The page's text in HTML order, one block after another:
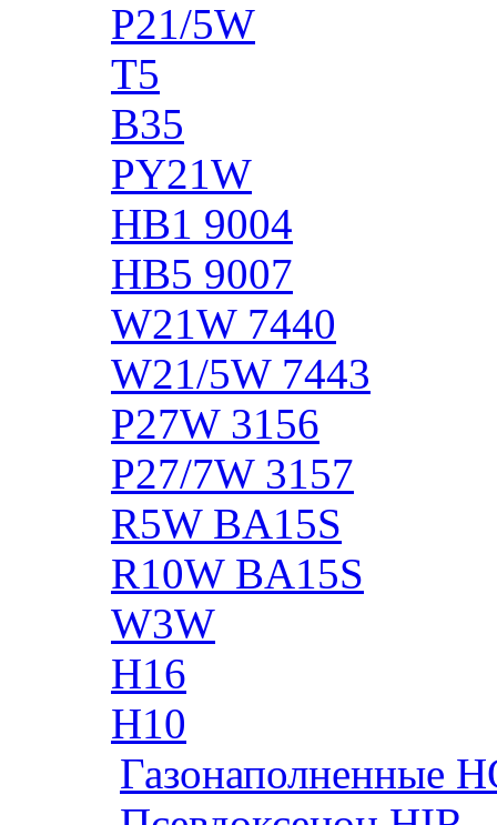
P21/5W
T5
B35
PY21W
HB1 9004
HB5 9007
W21W 7440
W21/5W 7443
P27W 3156
P27/7W 3157
R5W BA15S
R10W BA15S
W3W
H16
H10
Газонаполненные